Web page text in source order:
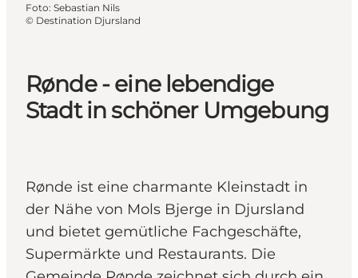
Rønde - eine lebendige
Stadt in schöner Umgebung
Rønde ist eine charmante Kleinstadt in
der Nähe von Mols Bjerge in Djursland
und bietet gemütliche Fachgeschäfte,
Supermärkte und Restaurants. Die
Foto: Sebastian Nils
© Destination Djursland